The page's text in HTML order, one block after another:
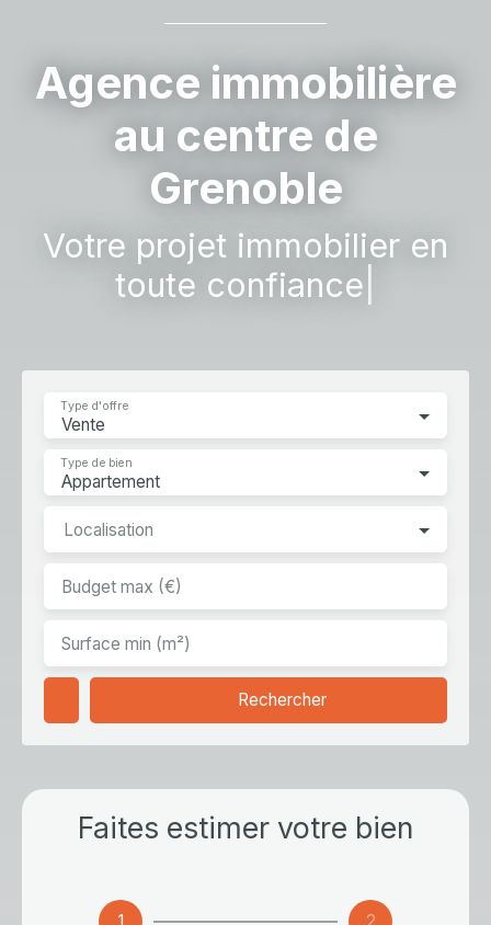
Agence immobilière
au centre de
Grenoble
V|
Vente
Appartement
Type de bien
Rechercher
Faites estimer votre bien
1
2